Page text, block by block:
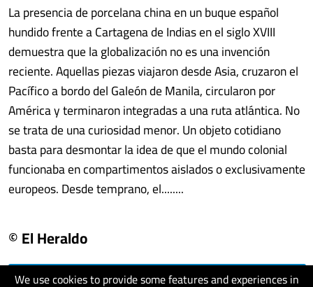
We use cookies to provide some features and experiences in
La presencia de porcelana china en un buque español
hundido frente a Cartagena de Indias en el siglo XVIII
demuestra que la globalización no es una invención
reciente. Aquellas piezas viajaron desde Asia, cruzaron el
Pacífico a bordo del Galeón de Manila, circularon por
América y terminaron integradas a una ruta atlántica. No
se trata de una curiosidad menor. Un objeto cotidiano
basta para desmontar la idea de que el mundo colonial
funcionaba en compartimentos aislados o exclusivamente
europeos. Desde temprano, el........
© El Heraldo